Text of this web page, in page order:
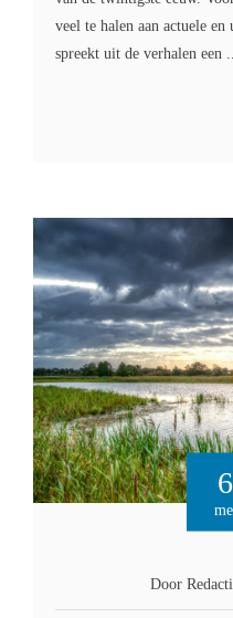
veel te halen aan actuele en
spreekt uit de verhalen een
6
Door